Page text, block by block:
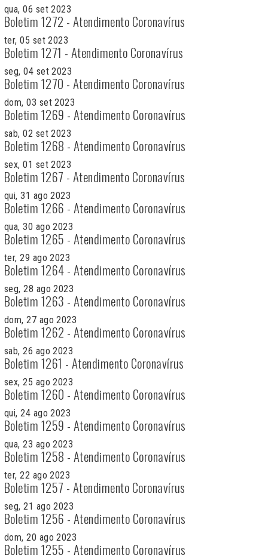
qua, 06 set 2023
Boletim 1272 - Atendimento Coronavírus
ter, 05 set 2023
Boletim 1271 - Atendimento Coronavírus
seg, 04 set 2023
Boletim 1270 - Atendimento Coronavírus
dom, 03 set 2023
Boletim 1269 - Atendimento Coronavírus
sab, 02 set 2023
Boletim 1268 - Atendimento Coronavírus
sex, 01 set 2023
Boletim 1267 - Atendimento Coronavírus
qui, 31 ago 2023
Boletim 1266 - Atendimento Coronavírus
qua, 30 ago 2023
Boletim 1265 - Atendimento Coronavírus
ter, 29 ago 2023
Boletim 1264 - Atendimento Coronavírus
seg, 28 ago 2023
Boletim 1263 - Atendimento Coronavírus
dom, 27 ago 2023
Boletim 1262 - Atendimento Coronavírus
sab, 26 ago 2023
Boletim 1261 - Atendimento Coronavírus
sex, 25 ago 2023
Boletim 1260 - Atendimento Coronavírus
qui, 24 ago 2023
Boletim 1259 - Atendimento Coronavírus
qua, 23 ago 2023
Boletim 1258 - Atendimento Coronavírus
ter, 22 ago 2023
Boletim 1257 - Atendimento Coronavírus
seg, 21 ago 2023
Boletim 1256 - Atendimento Coronavírus
dom, 20 ago 2023
Boletim 1255 - Atendimento Coronavírus